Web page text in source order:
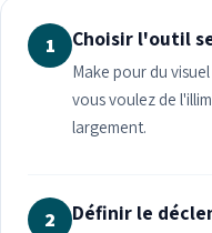
1 Choisir l'outil
Make pour du
vous voulez de
largement.
2 Définir le